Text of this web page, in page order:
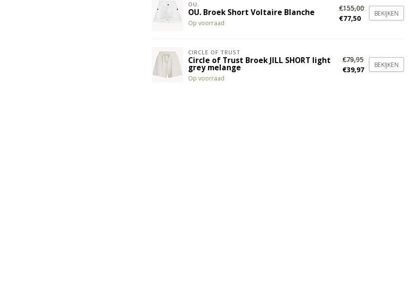
OU.
OU. Broek Short Voltaire Blanche
Op voorraad
€155,00
€77,50
BEKIJKEN
CIRCLE OF TRUST
Circle of Trust Broek JILL SHORT light
grey melange
Op voorraad
€79,95
€39,97
BEKIJKEN